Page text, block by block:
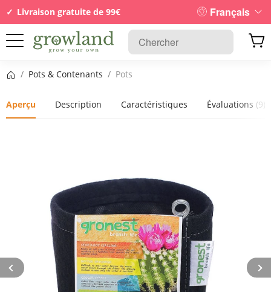
Livraison gratuite de 99€ Français
Page d’accueil
/ Pots & Contenants / Pots
Aperçu Description Caractéristiques Évaluations (9)